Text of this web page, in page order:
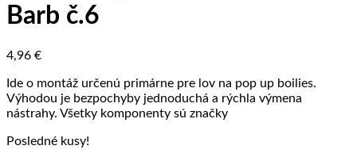
Barb č.6
4,96 €
Ide o montáž určenú primárne pre lov na pop up boilies.
Výhodou je bezpochyby jednoduchá a rýchla výmena
nástrahy. Všetky komponenty sú značky
Posledné kusy!